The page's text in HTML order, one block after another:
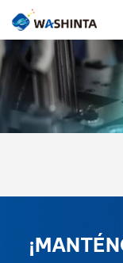
Mix Color Online